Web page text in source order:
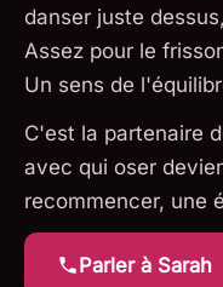
danser juste
Assez pour le
Un sens de
C'est la partenaire
avec qui oser
recommencer, une
Parler à Sarah